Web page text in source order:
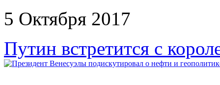
5 Октября 2017
Путин встретится с